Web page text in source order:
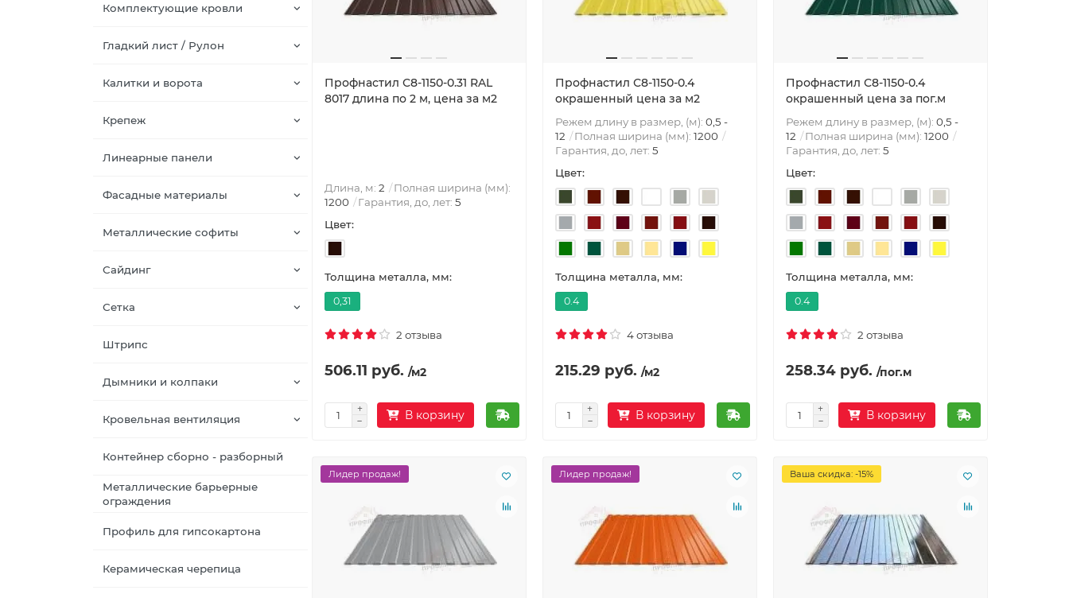
Комплектующие кровли
Гладкий лист / Рулон
Калитки и ворота
Крепеж
Линеарные панели
Фасадные материалы
Металлические софиты
Сайдинг
Сетка
Штрипс
Дымники и колпаки
Кровельная вентиляция
Контейнер сборно - разборный
Металлические барьерные
ограждения
Профиль для гипсокартона
Керамическая черепица
Профнастил С8-1150-0.31 RAL
8017 длина по 2 м, цена за м2
Длина, м: 2
Полная ширина (мм):
1200
Гарантия, до, лет: 5
Цвет:
Толщина металла, мм:
0,31
2 отзыва
506.11 руб. /м2
В корзину
Профнастил С8-1150-0.4
окрашенный цена за м2
Режем длину в размер, (м): 0,5 -
12
Полная ширина (мм): 1200
Гарантия, до, лет: 5
Цвет:
Толщина металла, мм:
0.4
4 отзыва
215.29 руб. /м2
В корзину
Профнастил С8-1150-0.4
окрашенный цена за пог.м
Режем длину в размер, (м): 0,5 -
12
Полная ширина (мм): 1200
Гарантия, до, лет: 5
Цвет:
Толщина металла, мм:
0.4
2 отзыва
258.34 руб. /пог.м
В корзину
Лидер продаж! Лидер продаж! Ваша скидка: -15%